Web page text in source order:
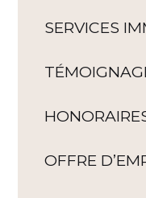
SERVICES
OFFRE